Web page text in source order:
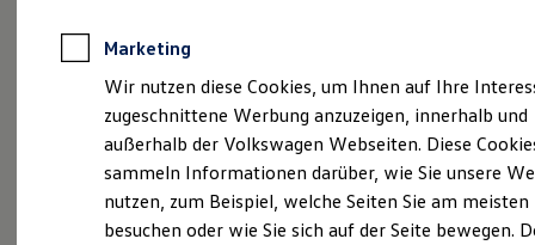
Anpfiff zum Gewinn
Elektroautos
ID. Tutorials
Elektrofahrzeugkonzepte
Reichweite
Reichweite der ID. Modelle
Reichweite im Winter
Probefahrt vereinbaren
Marketing
Wir nutzen diese Cookies, um Ihnen auf Ihre
zugeschnittene Werbung anzuzeigen, innerhalb und
außerhalb der Volkswagen Webseiten. Diese
sammeln Informationen darüber, wie Sie unsere
nutzen, zum Beispiel, welche Seiten Sie am meisten
besuchen oder wie Sie sich auf der Seite bewegen.